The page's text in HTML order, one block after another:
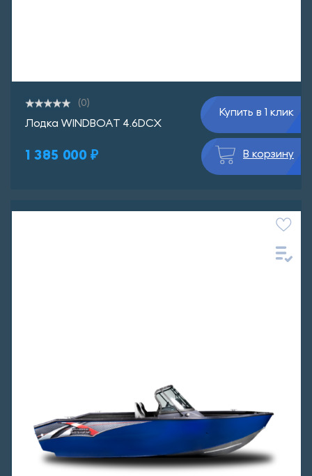
(0)
Лодка WINDBOAT 4.6DCX
1 385 000 ₽
Купить в 1 клик
В корзину